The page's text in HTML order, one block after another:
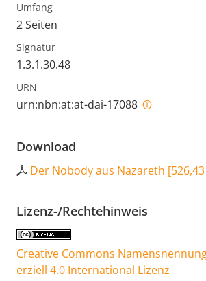
Umfang
2 Seiten
Signatur
1.3.1.30.48
URN
urn:nbn:at:at-dai-17088
Download
Der Nobody aus Nazareth [
Lizenz-/Rechtehinweis
Creative Commons
erziell 4.0 International Lizenz